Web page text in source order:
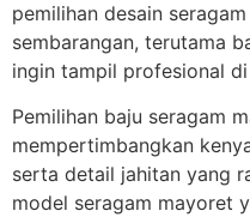
pemilihan desain
sembarangan, terutama
ingin tampil profesional
Pemilihan baju seragam
mempertimbangkan
serta detail jahitan yang
model seragam mayoret